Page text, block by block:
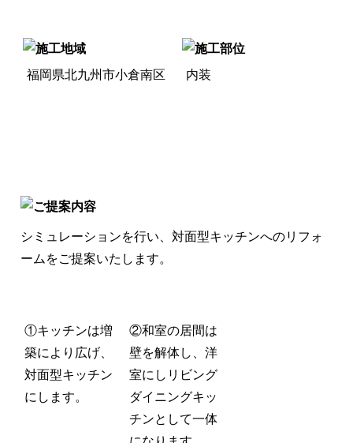
福岡県北九州市小倉南区 内装
シミュレーションを行い、 対面型キッチンへのリフォ
ームをご提案いたします。
①キッチンは増
築により広げ、
対面型キッチン
にします。
②和室の居間は
壁を解体し、洋
室にしリビング
ダイニングキッ
チンとして一体